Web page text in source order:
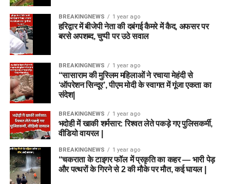
BREAKINGNEWS 1 year ago
हरिद्वार में बीजेपी नेता की दबंगई कैमरे में कैद, अफसर पर
बरसे अपशब्द, चुप्पी पर उठे सवाल
BREAKINGNEWS 1 year ago
“सासाराम की मुस्लिम महिलाओं ने रचाया मेहंदी से
‘ऑपरेशन सिन्दूर’, पीएम मोदी के स्वागत में गूंजा एकता का
संदेश|
BREAKINGNEWS 1 year ago
भदोही में खाकी शर्मसार: रिश्वत लेते पकड़े गए पुलिसकर्मी,
वीडियो वायरल |
BREAKINGNEWS 1 year ago
“चकराता के टाइगर फॉल में प्रकृति का कहर — भारी पेड़
और पत्थरों के गिरने से 2 की मौके पर मौत, कई घायल |